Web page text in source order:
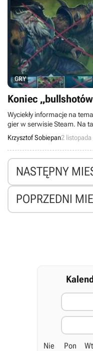
GRY
Koniec
Wyciekły informacje na
gier w serwisie Steam. Na
adekwatnie reprezentować
znikną więc wszystkie
Krzysztof Sobiepan2
NASTĘPNY
POPRZEDNI
Nie Pon